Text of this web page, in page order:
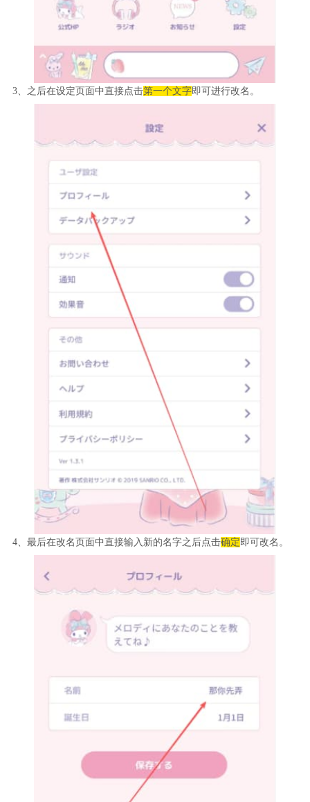
3、之后在设定页面中直接点击第一个文字即可进行改名。
4、最后在改名页面中直接输入新的名字之后点击确定 即可改名。